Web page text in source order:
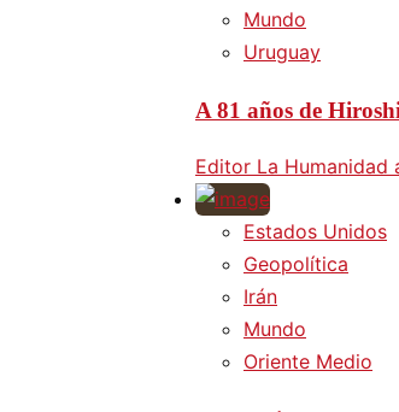
Mundo
Uruguay
A 81 años de
Editor La Humanidad
Estados Unidos
Geopolítica
Irán
Mundo
Oriente Medio